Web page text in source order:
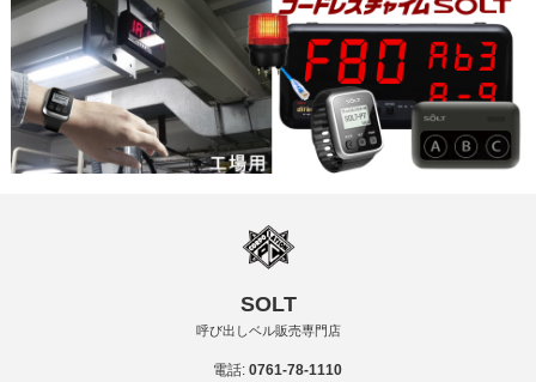
SOLT
呼び出しベル販売専門店
電話:0761-78-1110